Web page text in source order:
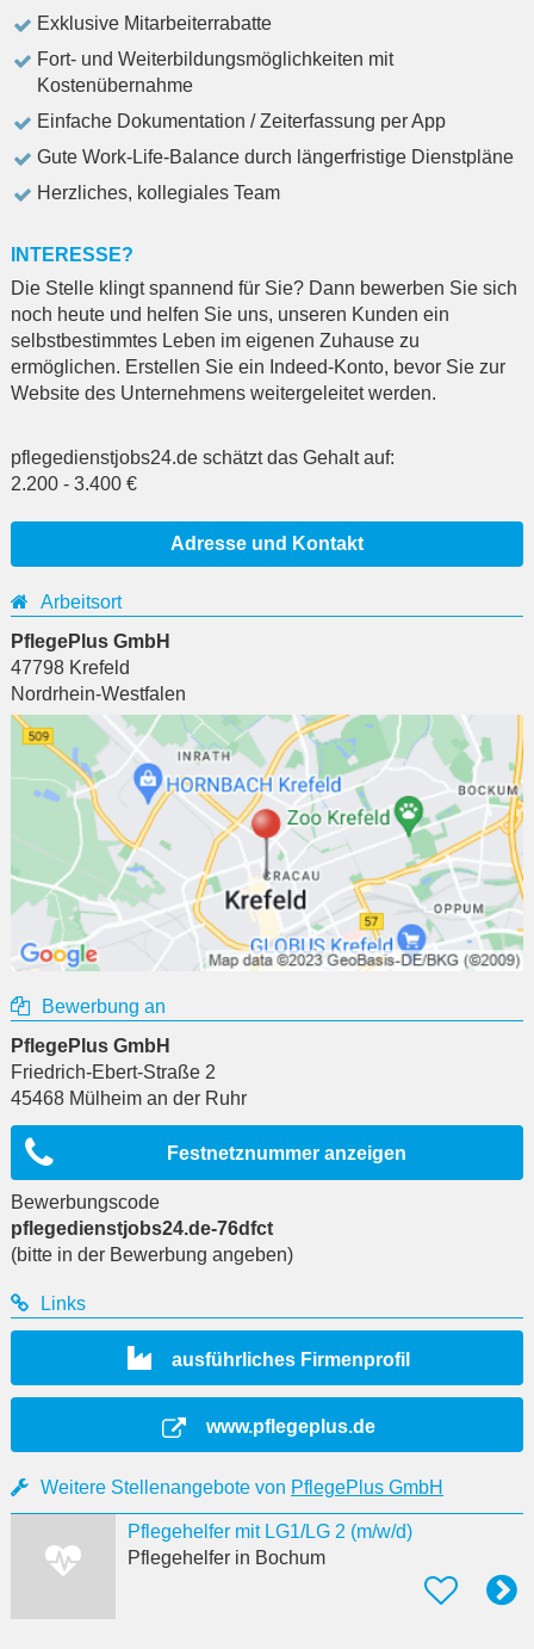
Exklusive Mitarbeiterrabatte
Fort- und Weiterbildungsmöglichkeiten mit
Kostenübernahme
Einfache Dokumentation / Zeiterfassung per App
Gute Work-Life-Balance durch längerfristige Dienstpläne
Herzliches, kollegiales Team
INTERESSE?
Die Stelle klingt spannend für Sie? Dann bewerben Sie sich
noch heute und helfen Sie uns, unseren Kunden ein
selbstbestimmtes Leben im eigenen Zuhause zu
ermöglichen. Erstellen Sie ein Indeed-Konto, bevor Sie zur
Website des Unternehmens weitergeleitet werden.
pflegedienstjobs24.de schätzt das Gehalt auf:
2.200 - 3.400 €
Adresse und Kontakt
Arbeitsort
PflegePlus GmbH
47798 Krefeld
Nordrhein-Westfalen
Bewerbung an
PflegePlus GmbH
Friedrich-Ebert-Straße 2
45468 Mülheim an der Ruhr
Festnetznummer anzeigen
Bewerbungscode
pflegedienstjobs24.de-76dfct
(bitte in der Bewerbung angeben)
Links
ausführliches Firmenprofil
www.pflegeplus.de
Weitere Stellenangebote von PflegePlus GmbH
Pflegehelfer mit LG1/LG 2 (m/w/d)
Pflegehelferin Bochum